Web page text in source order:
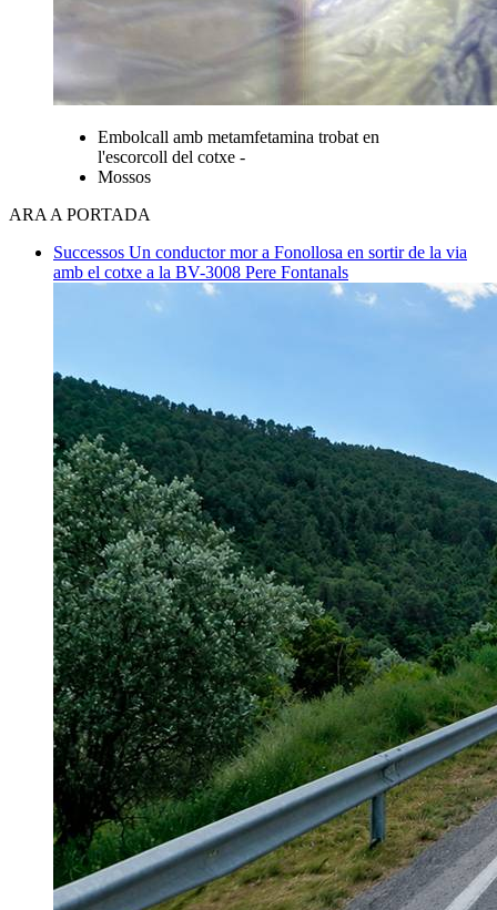
Embolcall amb metamfetamina trobat en
l'escorcoll del cotxe -
Mossos
ARA A PORTADA
Successos Un conductor mor a Fonollosa en sortir de la via
amb el cotxe a la BV-3008 Pere Fontanals